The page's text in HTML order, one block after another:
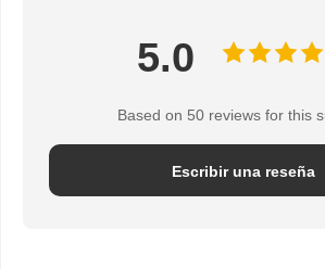
5.0
Based on 50 reviews for this
Escribir una reseña